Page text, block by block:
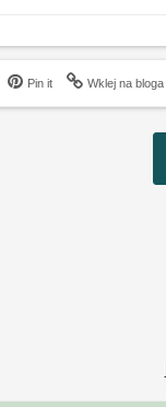
Pin it Wklej na bloga